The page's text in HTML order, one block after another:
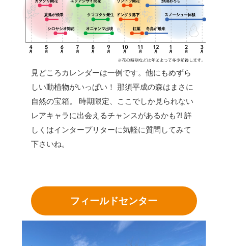
見どころカレンダーは一例です。他にもめずら
しい動植物がいっぱい！ 那須平成の森はまさに
自然の宝箱。
時期限定、ここでしか見られない
レアキャラに出会えるチャンスがあるかも?! 詳
しくはインタープリターに気軽に質問してみて
下さいね。
フィールドセンター